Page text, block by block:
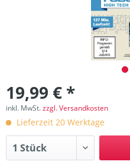
19,99 € *
inkl. MwSt.zzgl. Versandkosten
Lieferzeit 20 Werktage